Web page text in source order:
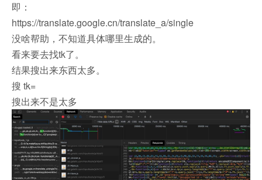
即：
https://translate.google.cn/translate_a/single
没啥帮助，不知道具体哪里生成的。
看来要去找tk了。
结果搜出来东西太多。
搜 tk=
搜出来不是太多